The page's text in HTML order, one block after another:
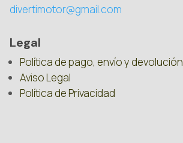
divertimotor@gmail.com
Legal
Política de pago, envío y devolución
Aviso Legal
Política de Privacidad